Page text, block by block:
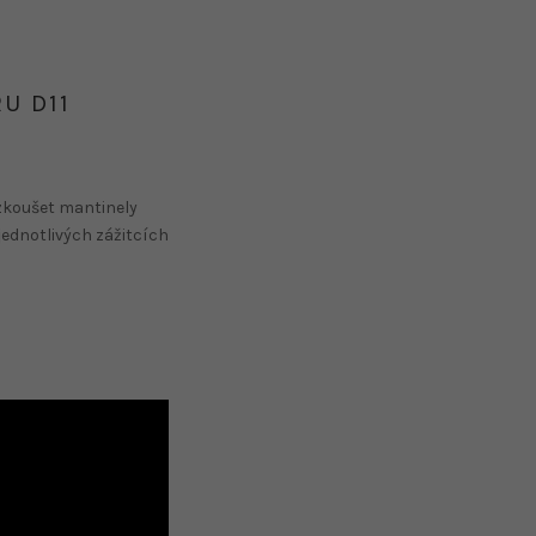
D11
mantinely
zážitcích